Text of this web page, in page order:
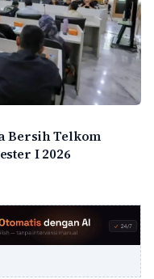
Bersih Telkom
I 2026